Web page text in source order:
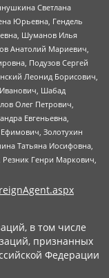
Светлана
Юрьевна, Гендель
Шуманов Илья
Анатолий Мариевич,
Подузов Сергей
Леонид Борисович,
Шабад
Олег Петрович,
Евгеньевна,
Золотухин
Татьяна Иосифовна,
Генри Маркович,
в том числе
признанных
Федерации